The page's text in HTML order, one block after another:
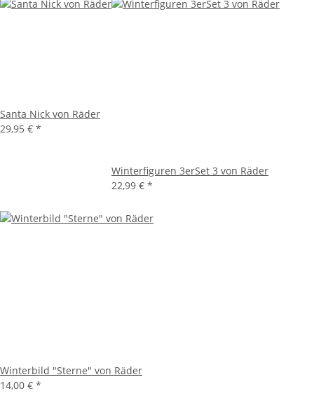
Santa Nick von Räder
29,95 € *
Winterfiguren 3erSet 3 von Räder
22,99 € *
Winterbild "Sterne" von Räder
14,00 € *